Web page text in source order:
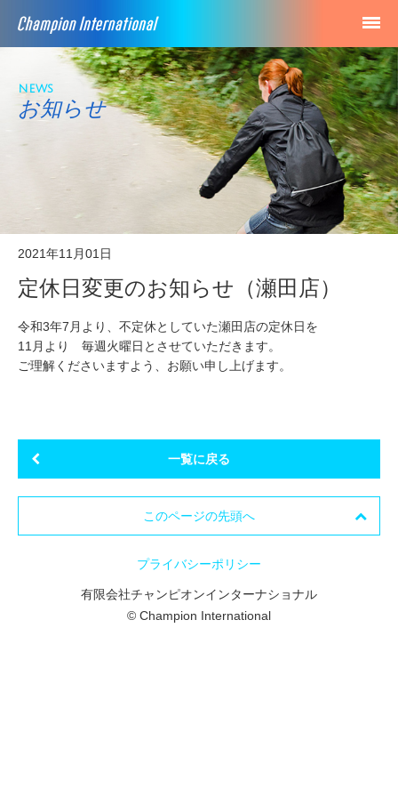
news
お知らせ
2021年11月01日
定休日変更のお知らせ（瀬田店）
令和3年7月より、不定休としていた瀬田店の定休日を
11月より 毎週火曜日とさせていただきます。
ご理解くださいますよう、お願い申し上げます。
一覧に戻る
このページの先頭へ
プライバシーポリシー
有限会社チャンピオンインターナショナル
© Champion International